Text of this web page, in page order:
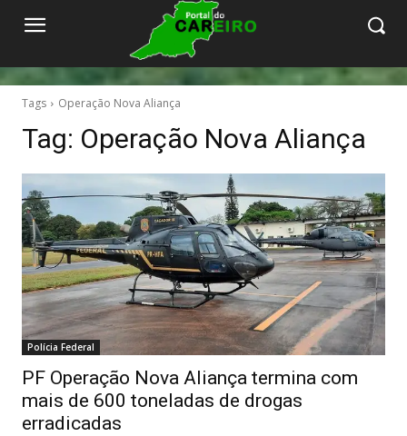
Tags Operação Nova Aliança
Tag: Operação Nova Aliança
Polícia Federal
PF Operação Nova Aliança termina com
mais de 600 toneladas de drogas
erradicadas